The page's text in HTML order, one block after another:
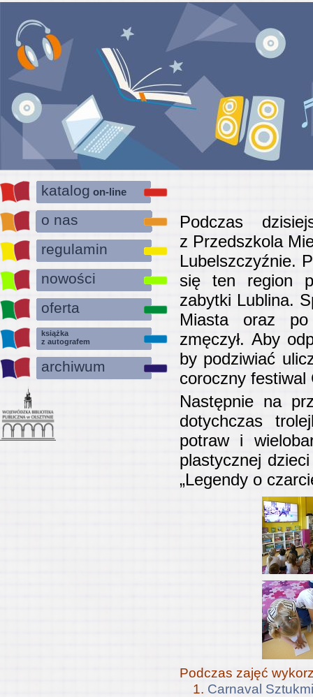
katalog on-line
o nas
regulamin
nowości
oferta
książka
z autografem
archiwum
Podczas
z Przedszkola
Lubelszczyźnie.
się ten region
zabytki Lublina.
Miasta oraz
zmęczył. Aby
by podziwiać
coroczny festiwal
Następnie na
dotychczas
potraw i
plastycznej
„Legendy o
Podczas zajęć
Carnaval